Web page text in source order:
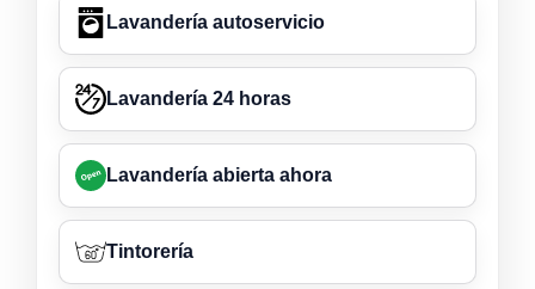
Lavandería autoservicio
Lavandería 24 horas
Lavandería abierta ahora
Tintorería